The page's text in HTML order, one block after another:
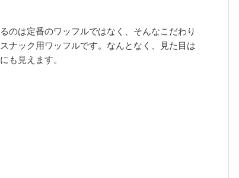
のは定番のワッフルではなく、そんなこだわり
ナック用ワッフルです。なんとなく、見た目は
も見えます。